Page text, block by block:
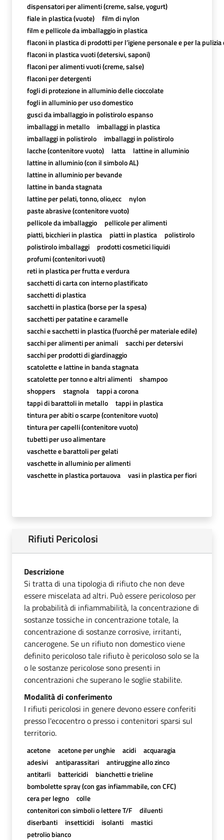
dispensatori per alimenti (creme, salse, yogurt)
fiale in plastica (vuote)
film di nylon
film e pellicole da imballaggio in plastica
flaconi in plastica di prodotti per l’igiene personale e per la pulizia
flaconi in plastica vuoti (detersivi, saponi)
flaconi per alimenti vuoti (creme, salse)
flaconi per detergenti
fogli di protezione in alluminio delle cioccolate
fogli in alluminio per uso domestico
gusci da imballaggio in polistirolo espanso
imballaggi in metallo
imballaggi in plastica
imballaggi in polistirolo
imballaggi in polistirolo
lacche (contenitore vuoto)
latta
lattine in alluminio
lattine in alluminio (con il simbolo AL)
lattine in alluminio per bevande
lattine in banda stagnata
lattine per pelati, tonno, olio,ecc
nylon
paste abrasive (contenitore vuoto)
pellicole da imballaggio
pellicole per alimenti
piatti, bicchieri in plastica
piatti in plastica
polistirolo
polistirolo imballaggi
prodotti cosmetici liquidi
profumi (contenitori vuoti)
reti in plastica per frutta e verdura
sacchetti di carta con interno plastificato
sacchetti di plastica
sacchetti in plastica (borse per la spesa)
sacchetti per patatine e caramelle
sacchi e sacchetti in plastica (fuorché per materiale edile)
sacchi per alimenti per animali
sacchi per detersivi
sacchi per prodotti di giardinaggio
scatolette e lattine in banda stagnata
scatolette per tonno e altri alimenti
shampoo
shoppers
stagnola
tappi a corona
tappi di barattoli in metallo
tappi in plastica
tintura per abiti o scarpe (contenitore vuoto)
tintura per capelli (contenitore vuoto)
tubetti per uso alimentare
vaschette e barattoli per gelati
vaschette in alluminio per alimenti
vaschette in plastica portauova
vasi in plastica per fiori
Rifiuti Pericolosi
Descrizione
Si tratta di una tipologia di rifiuto che non deve
essere miscelata ad altri. Può essere pericoloso per
la probabilità di infiammabilità, la concentrazione di
sostanze tossiche in concentrazione totale, la
concentrazione di sostanze corrosive, irritanti,
cancerogene. Se un rifiuto non domestico viene
definito pericoloso tale rifiuto è pericoloso solo se la
o le sostanze pericolose sono presenti in
concentrazioni che superano le soglie stabilite.
Modalità di conferimento
I rifiuti pericolosi in genere devono essere conferiti
presso l'ecocentro o presso i contenitori sparsi sul
territorio.
acetone acetone per unghie acidi
acquaragia
adesivi
antiparassitari
antiruggine allo zinco
antitarli
battericidi
bianchetti e trieline
bombolette spray (con gas infiammabile, con CFC)
cera per legno
colle
contenitori con simboli o lettere T/F
diluenti
diserbanti
insetticidi isolanti
mastici
petrolio bianco